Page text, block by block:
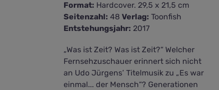
Format: Hardcover. 29,5 x 21,5 cm
Seitenzahl: 48Verlag: Toonfish
Entstehungsjahr: 2017
„Was ist Zeit? Was ist Zeit?“ Welcher
Fernsehzuschauer erinnert sich nicht
an Udo Jürgens’ Titelmusik zu „Es war
einmal... der Mensch“? Generationen